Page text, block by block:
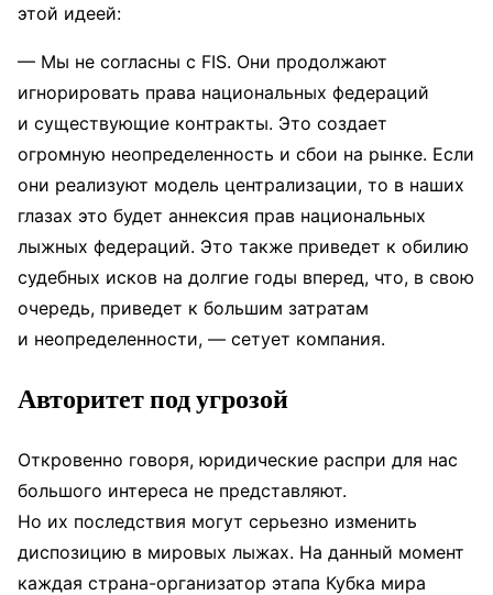
этой идеей:
— Мы не согласны с FIS. Они продолжают
игнорировать права национальных федераций
и существующие контракты. Это создает
огромную неопределенность и сбои на рынке. Если
они реализуют модель централизации, то в наших
глазах это будет аннексия прав национальных
лыжных федераций. Это также приведет к обилию
судебных исков на долгие годы вперед, что, в свою
очередь, приведет к большим затратам
и неопределенности, — сетует компания.
Авторитет под угрозой
Откровенно говоря, юридические распри для нас
большого интереса не представляют.
Но их последствия могут серьезно изменить
диспозицию в мировых лыжах. На данный момент
каждая страна-организатор этапа Кубка мира